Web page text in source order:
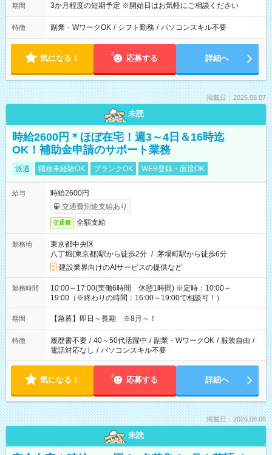
期間 3か月程度の短期予定 ※開始日はお気軽にご相談ください
特徴 副業・WワークOK / シフト勤務 / パソコンスキル不要
気になる！ 応募する 詳細へ
掲載日：2026.08.07
未読
時給2600円＊ほぼ在宅！週3～4日＆16時迄
OK！補助金申請のサポート業務
派遣 職種未経験OK ブランクOK WEB登録・面接OK
給与
時給2600円
交通費別途支給あり
交通費 全額支給
勤務地
東京都中央区
八丁堀(東京都)駅から徒歩2分 / 茅場町駅から徒歩6分
建設業界向けのAIサービスの提供など
勤務時間
10:00～17:00(実働6時間 休憩1時間) ※定時：10:00～
19:00（※終わりの時間：16:00～19:00で相談可！）
期間 【急募】即日～長期 ※8月～！
特徴 履歴書不要 / 40～50代活躍中 / 副業・WワークOK / 服装自由 /
電話対応なし / パソコンスキル不要
気になる！ 応募する 詳細へ
掲載日：2026.08.06
未読